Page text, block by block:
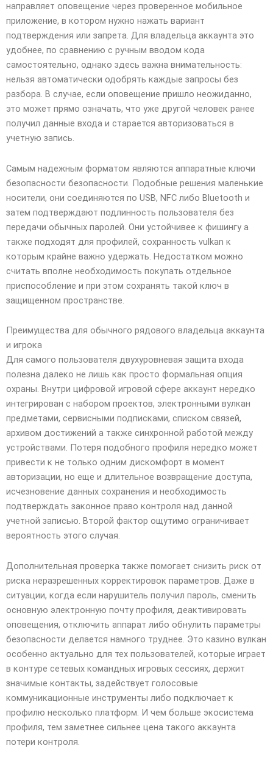
направляет оповещение через проверенное мобильное
приложение, в котором нужно нажать вариант
подтверждения или запрета. Для владельца аккаунта это
удобнее, по сравнению с ручным вводом кода
самостоятельно, однако здесь важна внимательность:
нельзя автоматически одобрять каждые запросы без
разбора. В случае, если оповещение пришло неожиданно,
это может прямо означать, что уже другой человек ранее
получил данные входа и старается авторизоваться в
учетную запись.
Самым надежным форматом являются аппаратные ключи
безопасности безопасности. Подобные решения маленькие
носители, они соединяются по USB, NFC либо Bluetooth и
затем подтверждают подлинность пользователя без
передачи обычных паролей. Они устойчивее к фишингу а
также подходят для профилей, сохранность vulkan к
которым крайне важно удержать. Недостатком можно
считать вполне необходимость покупать отдельное
приспособление и при этом сохранять такой ключ в
защищенном пространстве.
Преимущества для обычного рядового владельца аккаунта
и игрока
Для самого пользователя двухуровневая защита входа
полезна далеко не лишь как просто формальная опция
охраны. Внутри цифровой игровой сфере аккаунт нередко
интегрирован с набором проектов, электронными вулкан
предметами, сервисными подписками, списком связей,
архивом достижений а также синхронной работой между
устройствами. Потеря подобного профиля нередко может
привести к не только одним дискомфорт в момент
авторизации, но еще и длительное возвращение доступа,
исчезновение данных сохранения и необходимость
подтверждать законное право контроля над данной
учетной записью. Второй фактор ощутимо ограничивает
вероятность этого случая.
Дополнительная проверка также помогает снизить риск от
риска неразрешенных корректировок параметров. Даже в
ситуации, когда если нарушитель получил пароль, сменить
основную электронную почту профиля, деактивировать
оповещения, отключить аппарат либо обнулить параметры
безопасности делается намного труднее. Это казино вулкан
особенно актуально для тех пользователей, которые играет
в контуре сетевых командных игровых сессиях, держит
значимые контакты, задействует голосовые
коммуникационные инструменты либо подключает к
профилю несколько платформ. И чем больше экосистема
профиля, тем заметнее сильнее цена такого аккаунта
потери контроля.